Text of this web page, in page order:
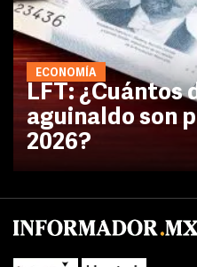
ECONOMÍA
LFT: ¿Cuántos
aguinaldo son
2026?